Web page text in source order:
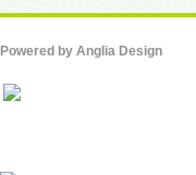
by Anglia Design